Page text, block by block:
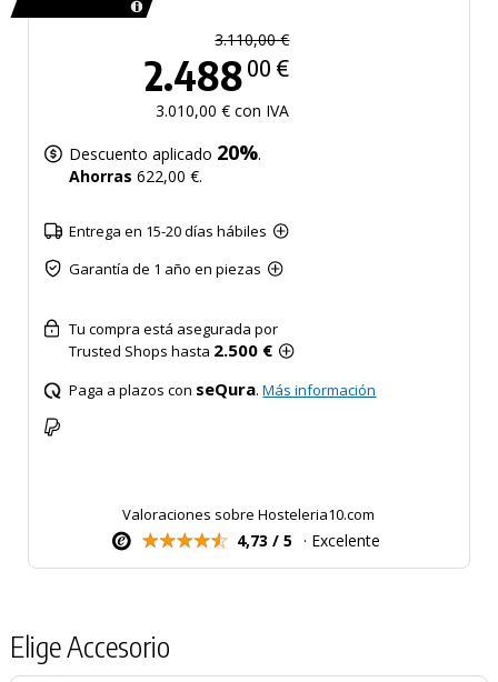
3.110,00 €
2.488 00 €
3.010,00 € con IVA
Descuento aplicado 20%.
Ahorras 622,00 €.
Entrega en 15-20 días hábiles
Garantía de 1 año en piezas
Tu compra está asegurada por
Trusted Shops hasta 2.500 €
Paga a plazos con seQura.Más información
Valoraciones sobre Hosteleria10.com
4,73 / 5 · Excelente
Elige Accesorio